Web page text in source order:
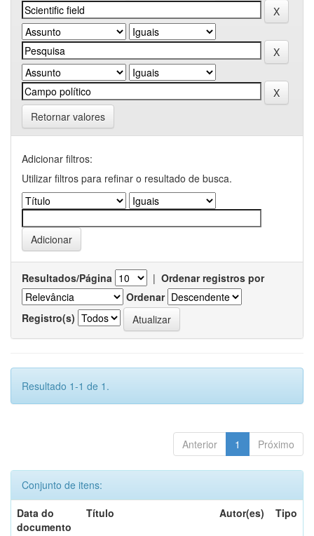
Retornar valores
Adicionar filtros:
Utilizar filtros para refinar o resultado de busca.
Resultados/Página | Ordenar registros por
Ordenar
Registro(s)
Resultado 1-1 de 1.
Anterior 1 Próximo
Conjunto de itens:
Data do
documento
Título Autor(es) Tipo